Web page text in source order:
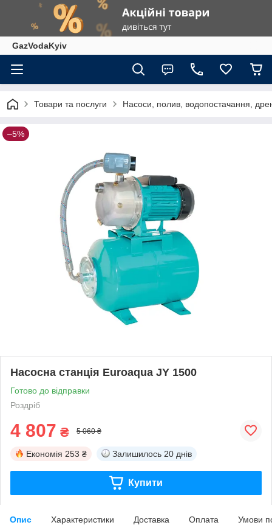
GazVodaKyiv
Товари та послуги Насоси, полив, водопостачання,
–5%
Насосна станція Euroaqua JY 1500
Готово до відправки
Роздріб
4 807 ₴ 5 060 ₴
Економія 253 ₴ Залишилось 20 днів
Купити
Опис Характеристики Доставка Оплата Умови